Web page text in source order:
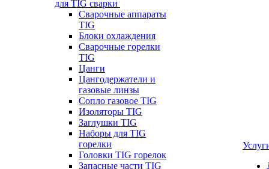
для TIG сварки
Сварочные аппараты
TIG
Блоки охлаждения
Сварочные горелки
TIG
Цанги
Цангодержатели и
газовые линзы
Сопло газовое TIG
Изоляторы TIG
Заглушки TIG
Наборы для TIG
горелки
Головки TIG горелок
Запасные части TIG